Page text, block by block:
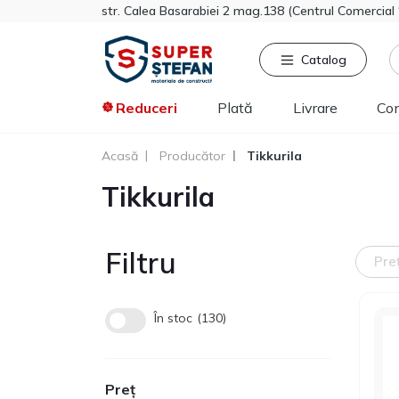
str. Calea Basarabiei 2 mag.138 (Centrul Comercial
Catalog
Reduceri Plată Livrare
Tikkurila
Vata minerala
Polistiren extrudat
Acasă Producător Tikkurila
Tikkurila
Filtru
În stoc 130
Preț